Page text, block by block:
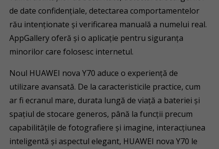
de date confidențiale, detectarea comportamentelor
rău intenționate și verificarea manuală a numelui real.
AppGallery oferă și o aplicație pentru siguranța
minorilor care folosesc internetul.
Noul HUAWEI nova Y70 aduce o experiență de
utilizare avansată. De la caracteristicile practice, cum
ar fi ecranul mare, durata lungă de viață a bateriei și
spațiul de stocare generos, până la funcții precum
capabilitățile de fotografiere și imagine, interacțiunea
inteligentă și aspectul elegant, HUAWEI nova Y70 le